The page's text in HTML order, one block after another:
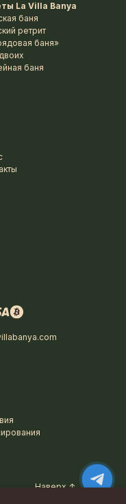
Наверх ↑
La Villa Banya
баня
ретрит
баня»
баня